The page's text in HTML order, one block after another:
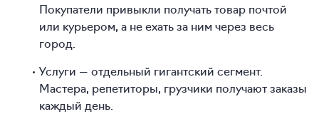
Покупатели привыкли получать товар почтой
или курьером, а не ехать за ним через весь
город.
Услуги — отдельный гигантский сегмент.
Мастера, репетиторы, грузчики получают заказы
каждый день.